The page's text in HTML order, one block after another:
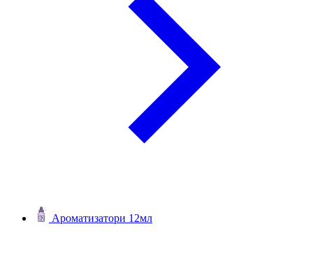
Ароматизатори 12мл